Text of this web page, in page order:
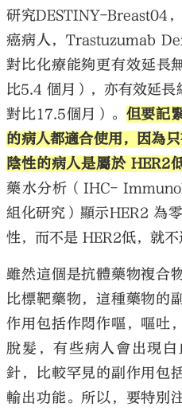
研究DESTINY-Breast04
癌病人，Trastuzumab
對比化療能夠更有效延長
比5.4 個月），亦有效延
對比17.5個月）。 但要記
的病人都適合使用，因為
陰性的病人是屬於 HER2低
藥水分析（IHC-
組化研究）顯示HER2 為
性，而不是 HER2低，就不
雖然這個是抗體藥物複合
比標靶藥物，這種藥物的
作用包括作悶作嘔，嘔吐
脫髮，有些病人會出現
針，比較罕見的副作用包
輸出功能。所以，要特別